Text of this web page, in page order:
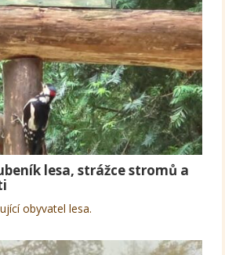
lesa, strážce stromů a
obyvatel lesa.